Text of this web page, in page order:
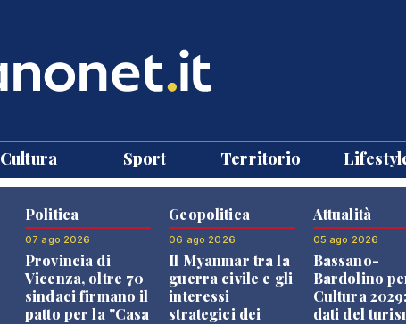
Cultura Sport Territorio
Politica
07 ago 2026
Provincia di
Vicenza, oltre 70
sindaci firmano il
patto per la "Casa
Geopolitica
06 ago 2026
Il Myanmar tra la
guerra civile e gli
interessi
strategici dei
Attualità
05 ago 2026
Bassano-
Bardolino
Cultura
dati del